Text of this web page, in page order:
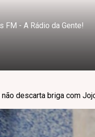
FM - A Rádio da Gente!
descarta briga com